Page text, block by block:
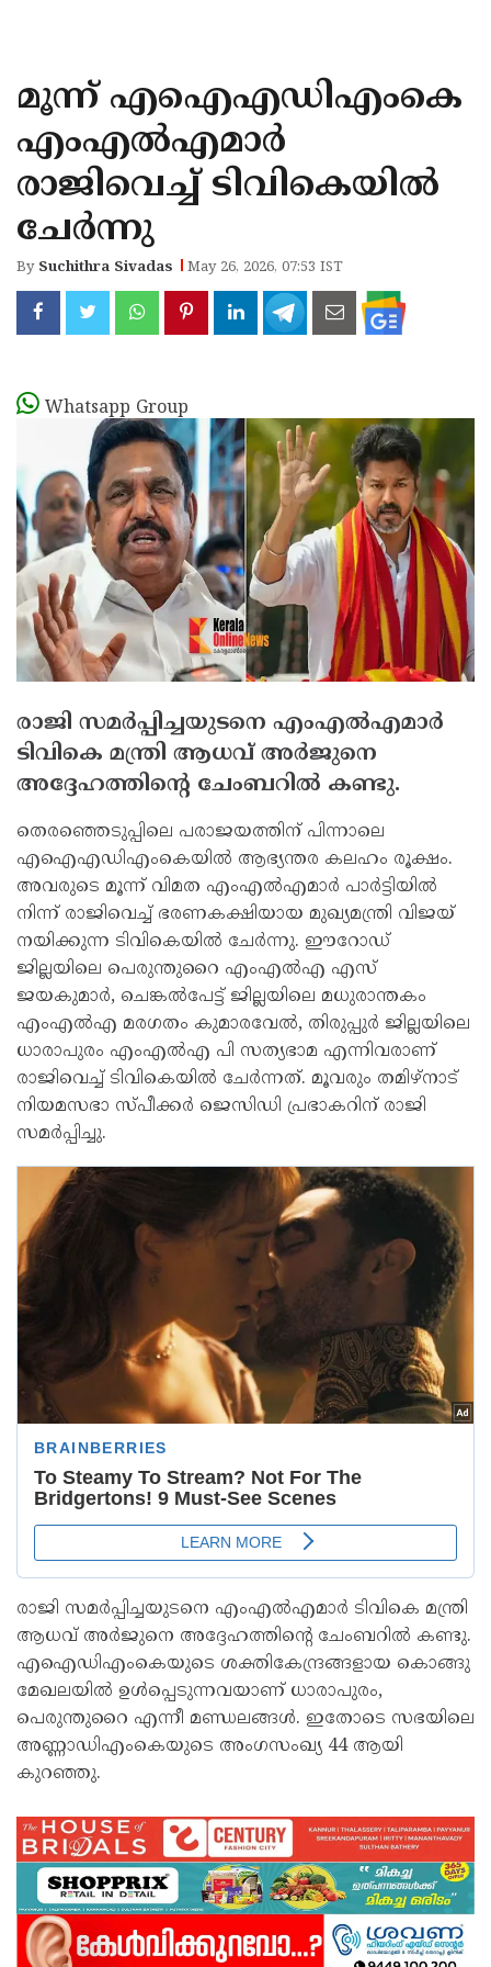
KANNUR
KASARAGOD
മൂന്ന് എഐഎഡിഎംകെ
എംഎല്‍എമാര്‍
രാജിവെച്ച് ടിവികെയില്‍
ചേര്‍ന്നു
By Suchithra Sivadas May 26, 2026, 07:53 IST
Whatsapp Group
രാജി സമര്‍പ്പിച്ചയുടനെ എംഎല്‍എമാര്‍
ടിവികെ മന്ത്രി ആധവ് അര്‍ജുനെ
അദ്ദേഹത്തിന്റെ ചേംബറില്‍ കണ്ടു.
തെരഞ്ഞെടുപ്പിലെ പരാജയത്തിന് പിന്നാലെ
എഐഎഡിഎംകെയില്‍ ആഭ്യന്തര കലഹം രൂക്ഷം.
അവരുടെ മൂന്ന് വിമത എംഎല്‍എമാര്‍ പാര്‍ട്ടിയില്‍
നിന്ന് രാജിവെച്ച് ഭരണകക്ഷിയായ മുഖ്യമന്ത്രി വിജയ്
നയിക്കുന്ന ടിവികെയില്‍ ചേര്‍ന്നു. ഈറോഡ്
ജില്ലയിലെ പെരുന്തുറൈ എംഎല്‍എ എസ്
ജയകുമാര്‍, ചെങ്കല്‍പേട്ട് ജില്ലയിലെ മധുരാന്തകം
എംഎല്‍എ മരഗതം കുമാരവേല്‍, തിരുപ്പുര്‍ ജില്ലയിലെ
ധാരാപുരം എംഎല്‍എ പി സത്യഭാമ എന്നിവരാണ്
രാജിവെച്ച് ടിവികെയില്‍ ചേര്‍ന്നത്. മൂവരും തമിഴ്നാട്
നിയമസഭാ സ്പീക്കര്‍ ജെസിഡി പ്രഭാകറിന് രാജി
സമര്‍പ്പിച്ചു.
രാജി സമര്‍പ്പിച്ചയുടനെ എംഎല്‍എമാര്‍ ടിവികെ മന്ത്രി
ആധവ് അര്‍ജുനെ അദ്ദേഹത്തിന്റെ ചേംബറില്‍ കണ്ടു.
എഐഡിഎംകെയുടെ ശക്തികേന്ദ്രങ്ങളായ കൊങ്ങു
മേഖലയില്‍ ഉള്‍പ്പെടുന്നവയാണ് ധാരാപുരം,
പെരുന്തുറൈ എന്നീ മണ്ഡലങ്ങള്‍. ഇതോടെ സഭയിലെ
അണ്ണാഡിഎംകെയുടെ അംഗസംഖ്യ 44 ആയി
കുറഞ്ഞു.